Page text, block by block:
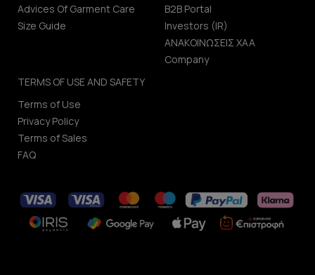
Advices Of Garment Care
Size Guide
B2B Portal
Investors (IR)
ΑΝΑΚΟΙΝΩΣΕΙΣ ΧΑΑ
Company
TERMS OF USE AND SAFETY
Terms of Use
Privacy Policy
Terms of Sales
FAQ